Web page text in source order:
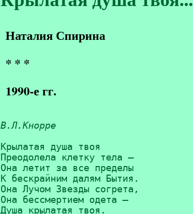
Наталия Спирина
* * *
1990-е гг.
В.Л.Кнорре
Крылатая душа твоя
Преодолела клетку тела —
Она летит за все пределы
К бескрайним далям Бытия.
Она Лучом Звезды согрета,
Она бессмертием одета —
Душа крылатая твоя.